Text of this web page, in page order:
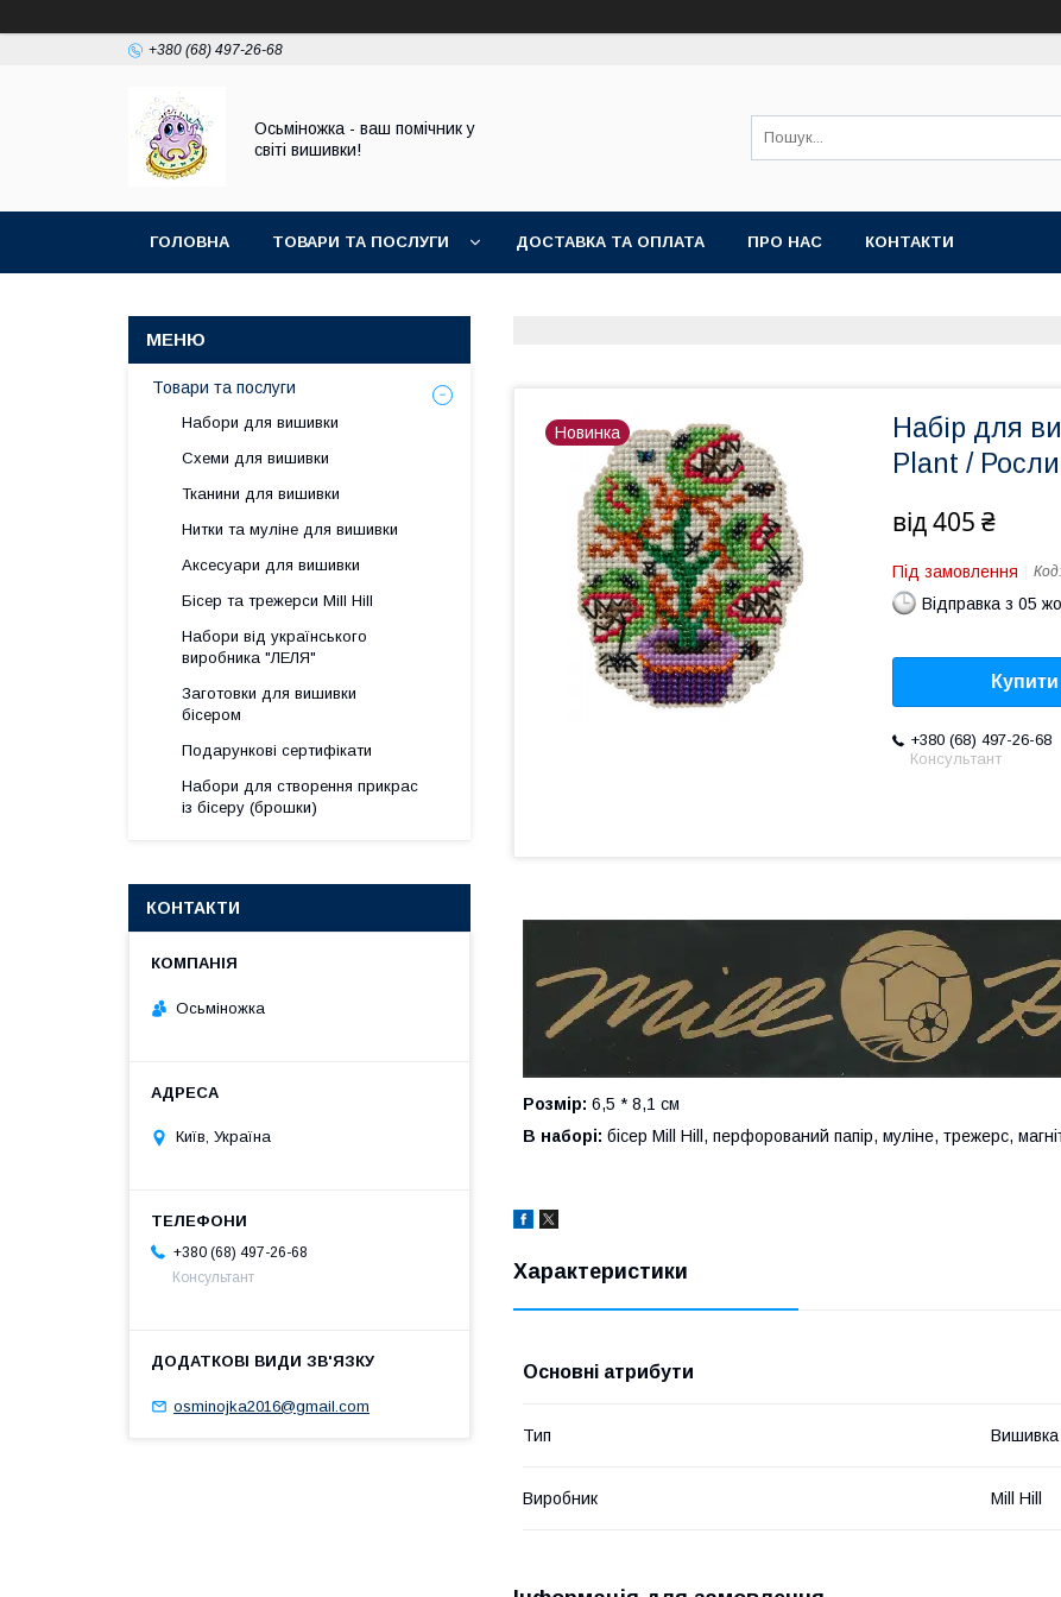
+380 (68) 497-26-68
Осьміножка - ваш помічник у
світі вишивки!
ГОЛОВНА ТОВАРИ ТА ПОСЛУГИ ДОСТАВКА ТА ОПЛАТА ПРО НАС КОНТАКТИ
Новинка
Набір для
Plant /
від405 ₴
Під замовлення Код:
Відправка з 05
Купити
+380 (68) 497-26-68
Консультант
Розмір: 6,5 * 8,1 см
В наборі: бісер Mill Hill, перфорований папір, муліне, трежерс,
Характеристики
Основні атрибути
Тип Вишивка
Виробник Mill Hill
Товари та послуги
Набори для вишивки
Схеми для вишивки
Тканини для вишивки
Нитки та муліне для вишивки
Аксесуари для вишивки
Бісер та трежерси Mill Hill
Набори від українського
виробника "ЛЕЛЯ"
Заготовки для вишивки
бісером
Подарункові сертифікати
Набори для створення прикрас
із бісеру (брошки)
КОНТАКТИ
Осьміножка
Київ, Україна
+380 (68) 497-26-68
Консультант
osminojka2016@gmail.com